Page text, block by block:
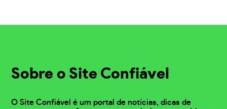
Sobre o Site Confiável
O Site Confiável é um portal de notícias, dicas de